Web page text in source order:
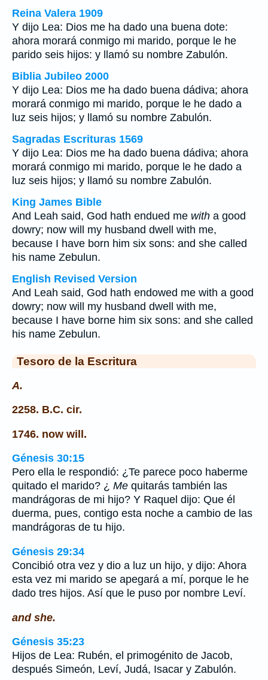
Reina Valera 1909
Y dijo Lea: Dios me ha dado una buena dote:
ahora morará conmigo mi marido, porque le he
parido seis hijos: y llamó su nombre Zabulón.
Biblia Jubileo 2000
Y dijo Lea: Dios me ha dado buena dádiva; ahora
morará conmigo mi marido, porque le he dado a
luz seis hijos; y llamó su nombre Zabulón.
Sagradas Escrituras 1569
Y dijo Lea: Dios me ha dado buena dádiva; ahora
morará conmigo mi marido, porque le he dado a
luz seis hijos; y llamó su nombre Zabulón.
King James Bible
And Leah said, God hath endued me with a good
dowry; now will my husband dwell with me,
because I have born him six sons: and she called
his name Zebulun.
English Revised Version
And Leah said, God hath endowed me with a good
dowry; now will my husband dwell with me,
because I have borne him six sons: and she called
his name Zebulun.
Tesoro de la Escritura
A.
2258. B.C. cir.
1746. now will.
Génesis 30:15
Pero ella le respondió: ¿Te parece poco haberme
quitado el marido? ¿ Me quitarás también las
mandrágoras de mi hijo? Y Raquel dijo: Que él
duerma, pues, contigo esta noche a cambio de las
mandrágoras de tu hijo.
Génesis 29:34
Concibió otra vez y dio a luz un hijo, y dijo: Ahora
esta vez mi marido se apegará a mí, porque le he
dado tres hijos. Así que le puso por nombre Leví.
and she.
Génesis 35:23
Hijos de Lea: Rubén, el primogénito de Jacob,
después Simeón, Leví, Judá, Isacar y Zabulón.